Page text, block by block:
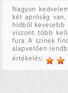
Nagyon
két apróság
hídból kevesebb
viszont több
fura. A színek
alapvetően
értékelés: